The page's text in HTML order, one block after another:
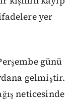
yer
günü
gelmiştir.
neticesinde